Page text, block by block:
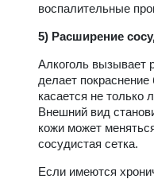
воспалительные
5) Расширение
Алкоголь вызывает
делает
касается не только
Внешний вид
кожи может
сосудистая сетка.
Если имеются